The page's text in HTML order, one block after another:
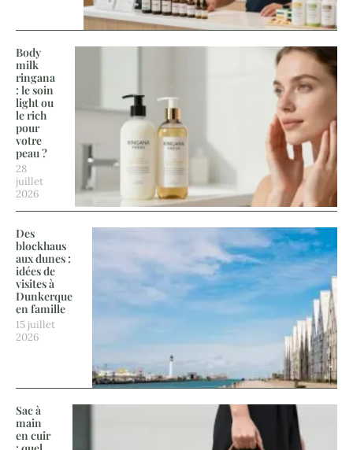
Body
milk
ringana
: le soin
light ou
le rich
pour
votre
peau ?
28
juillet
2026
Des
blockhaus
aux dunes :
idées de
visites à
Dunkerque
en famille
15 juillet
2026
Sac à
main
en cuir